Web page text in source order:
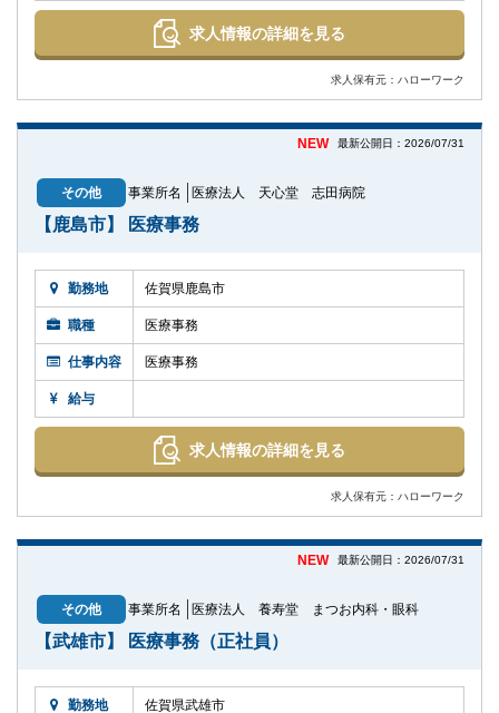
求人情報の詳細を見る
求人保有元：ハローワーク
NEW 最新公開日：2026/07/31
その他 事業所名 医療法人 天心堂 志田病院
【鹿島市】 医療事務
勤務地 佐賀県鹿島市
職種 医療事務
仕事内容 医療事務
給与
求人情報の詳細を見る
求人保有元：ハローワーク
NEW 最新公開日：2026/07/31
その他 事業所名 医療法人 養寿堂 まつお内科・眼科
【武雄市】 医療事務（正社員）
勤務地 佐賀県武雄市